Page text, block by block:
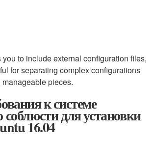
to include external configuration files,
for separating complex configurations
pieces.
к системе
соблюсти для установки
16.04